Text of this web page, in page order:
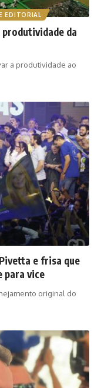
EDITORIAL
da
a produtividade ao
e frisa que
para vice
original do